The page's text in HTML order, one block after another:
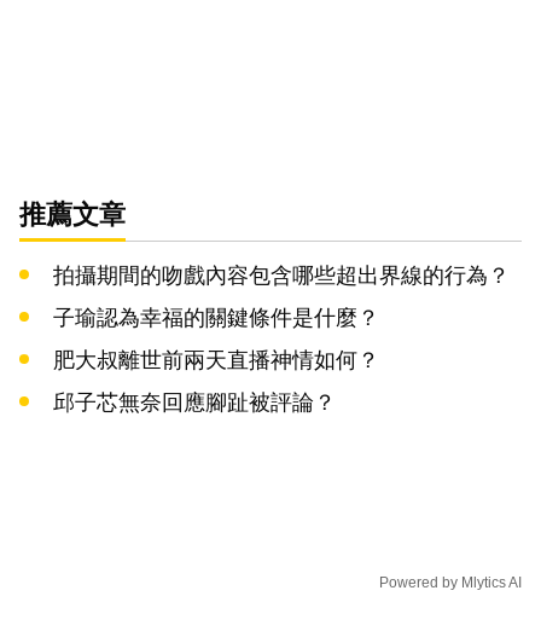
推薦文章
拍攝期間的吻戲內容包含哪些超出界線的行為？
子瑜認為幸福的關鍵條件是什麼？
肥大叔離世前兩天直播神情如何？
邱子芯無奈回應腳趾被評論？
Powered by Mlytics AI